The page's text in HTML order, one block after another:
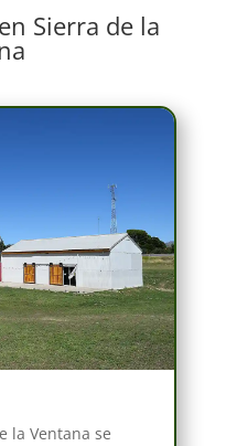
Sierra de la
la Ventana se